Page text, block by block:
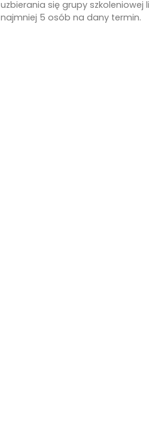
uzbierania się grupy szkoleniowej
najmniej 5 osób na dany termin.